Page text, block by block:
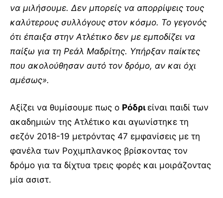
να μιλήσουμε. Δεν μπορείς να απορρίψεις τους
καλύτερους συλλόγους στον κόσμο. Το γεγονός
ότι έπαιξα στην Ατλέτικο δεν με εμποδίζει να
παίξω για τη Ρεάλ Μαδρίτης. Υπήρξαν παίκτες
που ακολούθησαν αυτό τον δρόμο, αν και όχι
αμέσως».
Αξίζει να θυμίσουμε πως ο Ρόδρι είναι παιδί των
ακαδημιών της Ατλέτικο και αγωνίστηκε τη
σεζόν 2018-19 μετρόντας 47 εμφανίσεις με τη
φανέλα των Ροχιμπλανκος βρίσκοντας τον
δρόμο για τα δίχτυα τρεις φορές και μοιράζοντας
μία ασιστ.